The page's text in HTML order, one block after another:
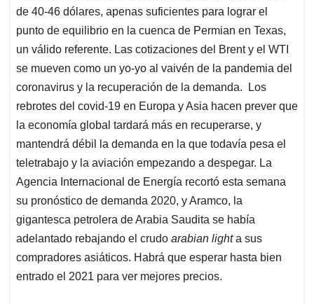
de 40-46 dólares, apenas suficientes para lograr el
punto de equilibrio en la cuenca de Permian en Texas,
un válido referente. Las cotizaciones del Brent y el WTI
se mueven como un yo-yo al vaivén de la pandemia del
coronavirus y la recuperación de la demanda. Los
rebrotes del covid-19 en Europa y Asia hacen prever que
la economía global tardará más en recuperarse, y
mantendrá débil la demanda en la que todavía pesa el
teletrabajo y la aviación empezando a despegar. La
Agencia Internacional de Energía recortó esta semana
su pronóstico de demanda 2020, y Aramco, la
gigantesca petrolera de Arabia Saudita se había
adelantado rebajando el crudo arabian lighta sus
compradores asiáticos. Habrá que esperar hasta bien
entrado el 2021 para ver mejores precios.